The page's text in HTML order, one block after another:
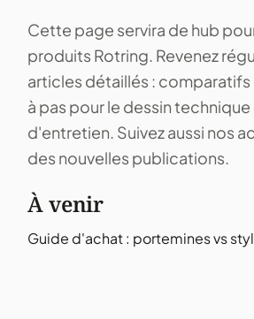
Cette page servira de hub
produits Rotring. Revenez
articles détaillés :
à pas pour le dessin
d'entretien. Suivez aussi nos
des nouvelles publications.
À venir
Guide d'achat : portemines vs